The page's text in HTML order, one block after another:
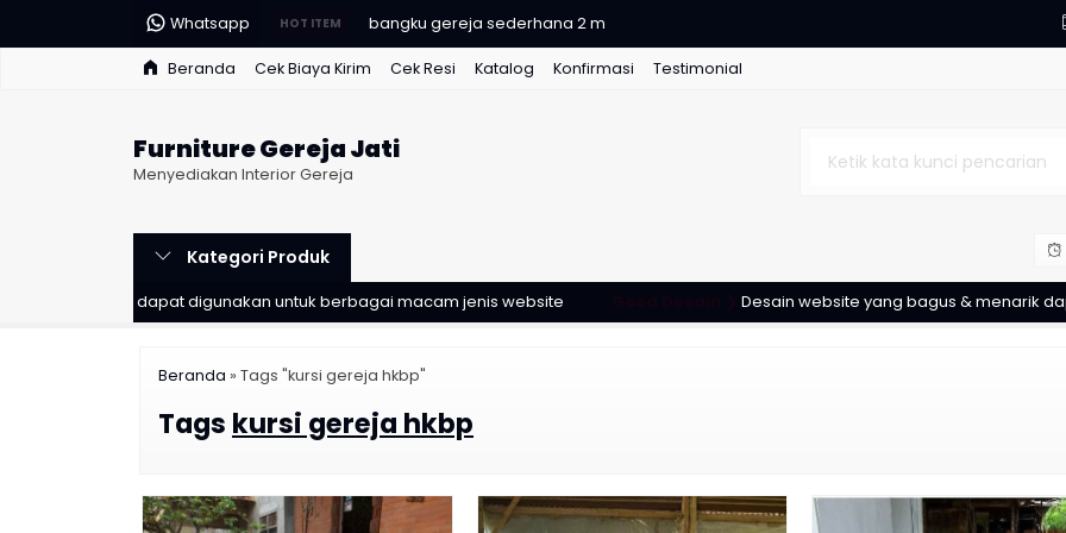
Whatsapp HOT ITEM kursi gereja kayu
bangku gereja sederhana kayu jati
bangku gereja protestan minimalis
Beranda Cek Biaya Kirim Cek Resi Katalog Konfirmasi Testimonial
Furniture Gereja Jati
Menyediakan Interior Gereja
Kategori Produk
& dapat digunakan untuk berbagai macam jenis website Good Desain ❯ Desain website yang bagus & menarik dapat
Beranda » Tags "kursi gereja hkbp"
Tags kursi gereja hkbp